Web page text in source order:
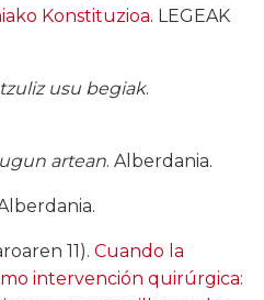
Konstituzioa. LEGEAK
usu begiak.
artean. Alberdania.
11). Cuando la
intervención quirúrgica: